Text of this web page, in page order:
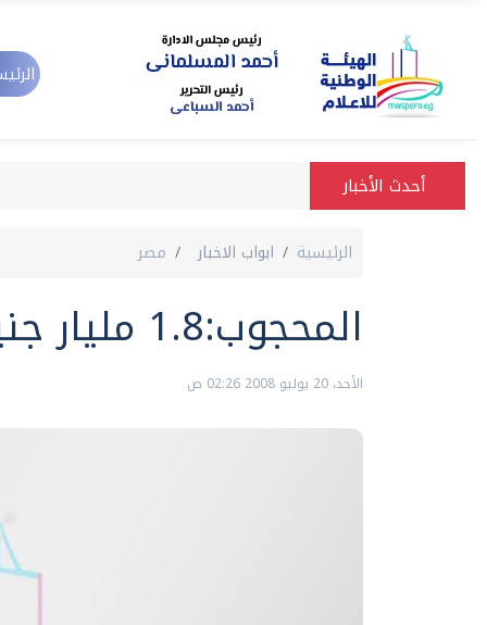
أحدث الأخبار
الرئيسية ابواب الاخبار مصر
المحجوب:1.8 مليار جنيه استثمارات بالمحافظات
الأحد، 20 يوليو 2008 02:26 ص